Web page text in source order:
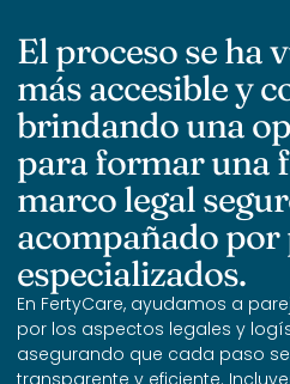
El proceso se ha
más accesible y
brindando una
para formar una
marco legal
acompañado
especializados.
En FertyCare, ayudamos a
por los aspectos legales y
asegurando que cada paso